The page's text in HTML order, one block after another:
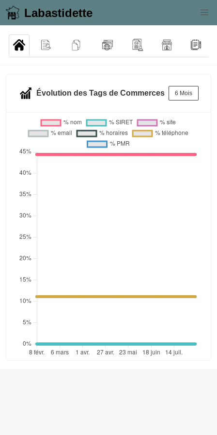
Labastidette
Évolution des Tags de Commerces 6 Mois